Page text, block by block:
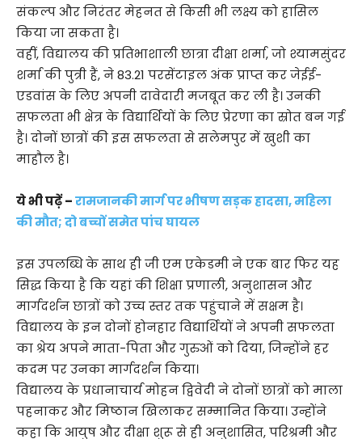
संकल्प और निरंतर मेहनत से किसी भी लक्ष्य को हासिल
किया जा सकता है।
वहीं, विद्यालय की प्रतिभाशाली छात्रा दीक्षा शर्मा, जो श्यामसुंदर
शर्मा की पुत्री हैं, ने 83.21 परसेंटाइल अंक प्राप्त कर जेईई-
एडवांस के लिए अपनी दावेदारी मजबूत कर ली है। उनकी
सफलता भी क्षेत्र के विद्यार्थियों के लिए प्रेरणा का स्रोत बन गई
है। दोनों छात्रों की इस सफलता से सलेमपुर में खुशी का
माहौल है।
ये भी पढ़ें –रामजानकी मार्ग पर भीषण सड़क हादसा, महिला
की मौत; दो बच्चों समेत पांच घायल
इस उपलब्धि के साथ ही जी एम एकेडमी ने एक बार फिर यह
सिद्ध किया है कि यहां की शिक्षा प्रणाली, अनुशासन और
मार्गदर्शन छात्रों को उच्च स्तर तक पहुंचाने में सक्षम है।
विद्यालय के इन दोनों होनहार विद्यार्थियों ने अपनी सफलता
का श्रेय अपने माता-पिता और गुरुओं को दिया, जिन्होंने हर
कदम पर उनका मार्गदर्शन किया।
विद्यालय के प्रधानाचार्य मोहन द्विवेदी ने दोनों छात्रों को माला
पहनाकर और मिष्ठान खिलाकर सम्मानित किया। उन्होंने
कहा कि आयुष और दीक्षा शुरू से ही अनुशासित, परिश्रमी और